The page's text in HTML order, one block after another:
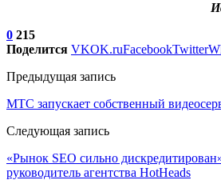
0 215
Поделится VKOK.ruFacebookTwitter
Предыдущая запись
МТС запускает собственный
Следующая запись
«Рынок SEO сильно
руководитель агентства HotHeads